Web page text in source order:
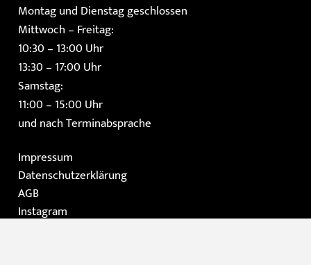
Montag und Dienstag geschlossen
Mittwoch – Freitag:
10:30 – 13:00 Uhr
13:30 – 17:00 Uhr
Samstag:
11:00 – 15:00 Uhr
und nach Terminabsprache
Impressum
Datenschutzerklärung
AGB
Instagram